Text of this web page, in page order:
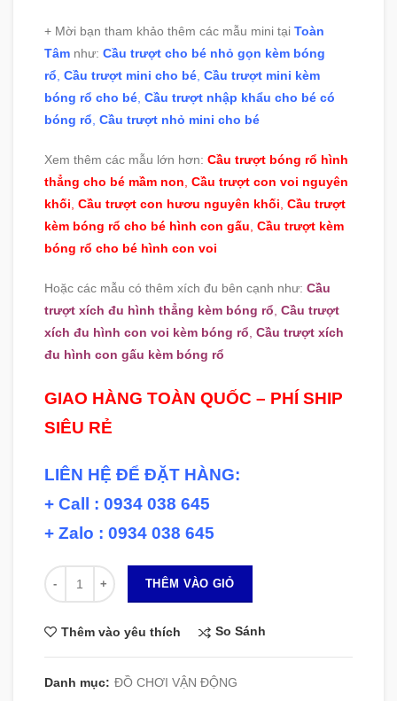
+ Mời bạn tham khảo thêm các mẫu mini tại Toàn
Tâm như: Cầu trượt cho bé nhỏ gọn kèm bóng
rổ, Cầu trượt mini cho bé, Cầu trượt mini kèm
bóng rổ cho bé, Cầu trượt nhập khẩu cho bé có
bóng rổ, Cầu trượt nhỏ mini cho bé
Xem thêm các mẫu lớn hơn: Cầu trượt bóng rổ hình
thẳng cho bé mầm non, Cầu trượt con voi nguyên
khối, Cầu trượt con hươu nguyên khối, Cầu trượt
kèm bóng rổ cho bé hình con gấu, Cầu trượt kèm
bóng rổ cho bé hình con voi
Hoặc các mẫu có thêm xích đu bên cạnh như: Cầu
trượt xích đu hình thẳng kèm bóng rổ, Cầu trượt
xích đu hình con voi kèm bóng rổ, Cầu trượt xích
đu hình con gấu kèm bóng rổ
GIAO HÀNG TOÀN QUỐC – PHÍ SHIP
SIÊU RẺ
LIÊN HỆ ĐỂ ĐẶT HÀNG:
+ Call : 0934 038 645
+ Zalo : 0934 038 645
Số lượng
THÊM VÀO GIỎ
Thêm vào yêu thích So Sánh
Danh mục: ĐỒ CHƠI VẬN ĐỘNG